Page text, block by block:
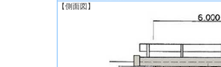
【側面図】